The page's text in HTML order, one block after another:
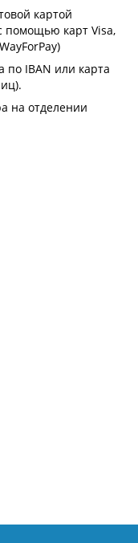
картой
помощью карт Visa,
IBAN или карта
на отделении